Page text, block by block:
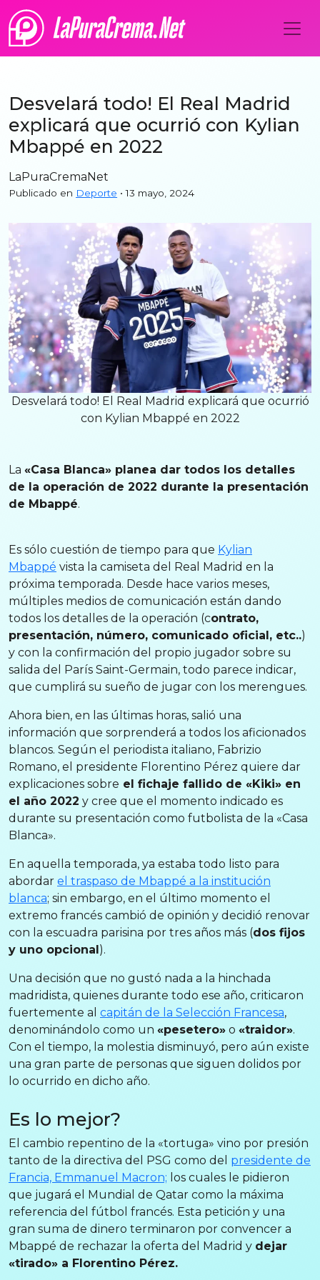
Desvelará todo! El Real Madrid
explicará que ocurrió con Kylian
Mbappé en 2022
LaPuraCremaNet
Publicado en Deporte • 13 mayo, 2024
Desvelará todo! El Real Madrid explicará que ocurrió
con Kylian Mbappé en 2022
La «Casa Blanca» planea dar todos los detalles
de la operación de 2022 durante la presentación
de Mbappé.
Es sólo cuestión de tiempo para que Kylian
Mbappé vista la camiseta del Real Madrid en la
próxima temporada. Desde hace varios meses,
múltiples medios de comunicación están dando
todos los detalles de la operación (contrato,
presentación, número, comunicado oficial, etc..)
y con la confirmación del propio jugador sobre su
salida del París Saint-Germain, todo parece indicar,
que cumplirá su sueño de jugar con los merengues.
Ahora bien, en las últimas horas, salió una
información que sorprenderá a todos los aficionados
blancos. Según el periodista italiano, Fabrizio
Romano, el presidente Florentino Pérez quiere dar
explicaciones sobre el fichaje fallido de «Kiki» en
el año 2022 y cree que el momento indicado es
durante su presentación como futbolista de la «Casa
Blanca».
En aquella temporada, ya estaba todo listo para
abordar el traspaso de Mbappé a la institución
blanca; sin embargo, en el último momento el
extremo francés cambió de opinión y decidió renovar
con la escuadra parisina por tres años más (dos fijos
y uno opcional ).
Una decisión que no gustó nada a la hinchada
madridista, quienes durante todo ese año, criticaron
fuertemente al capitán de la Selección Francesa,
denominándolo como un «pesetero» o «traidor».
Con el tiempo, la molestia disminuyó, pero aún existe
una gran parte de personas que siguen dolidos por
lo ocurrido en dicho año.
Es lo mejor?
El cambio repentino de la «tortuga» vino por presión
tanto de la directiva del PSG como del presidente de
Francia, Emmanuel Macron; los cuales le pidieron
que jugará el Mundial de Qatar como la máxima
referencia del fútbol francés. Esta petición y una
gran suma de dinero terminaron por convencer a
Mbappé de rechazar la oferta del Madrid y dejar
«tirado» a Florentino Pérez.